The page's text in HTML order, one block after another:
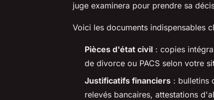
juge examinera pour prendre sa
Voici les documents indispensables
Pièces d'état civil : copies
de divorce ou PACS selon votre
Justificatifs financiers : bulletins
relevés bancaires, attestations